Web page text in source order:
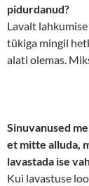
pidurdanud?
Lavalt
tükiga mingil
alati olemas.
Sinuvanused
et mitte alluda,
lavastada ise
Kui lavastuse